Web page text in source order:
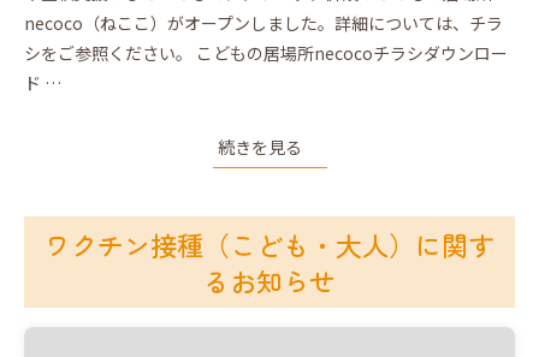
necoco（ねここ）がオープンしました。詳細については、チラ
シをご参照ください。 こどもの居場所necocoチラシダウンロー
ド …
続きを見る
ワクチン接種（こども・大人）に関す
るお知らせ